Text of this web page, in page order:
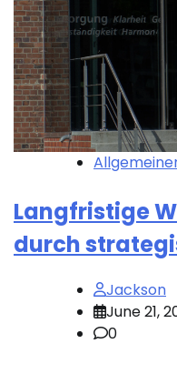
Langfristige
durch
Jackson
June 21,
0